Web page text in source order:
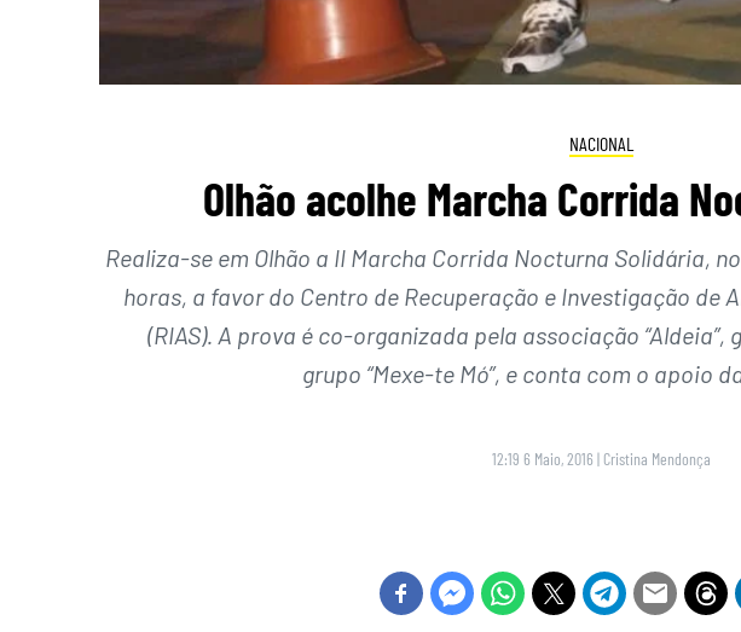
NACIONAL
Olhão acolhe Marcha Corrida
Realiza-se em Olhão a II Marcha Corrida Nocturna Solidária,
horas, a favor do Centro de Recuperação e Investigação de
(RIAS). A prova é co-organizada pela associação
grupo “Mexe-te Mó”, e conta com o apoio
12:19 6 Maio, 2016 | Cristina Mendonça